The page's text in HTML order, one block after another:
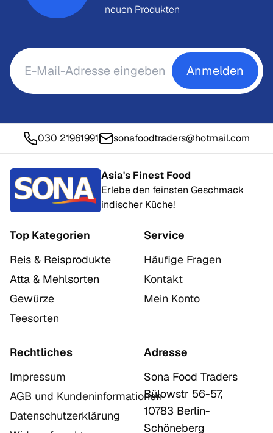
neuen Produkten
Anmelden
030 21961991 sonafoodtraders@hotmail.com
Asia's Finest Food
Erlebe den feinsten Geschmack
indischer Küche!
Top Kategorien
Reis & Reisprodukte
Atta & Mehlsorten
Gewürze
Teesorten
Service
Häufige Fragen
Kontakt
Mein Konto
Rechtliches
Impressum
AGB und Kundeninformationen
Datenschutzerklärung
Adresse
Sona Food Traders
Bülowstr 56-57,
10783 Berlin-
Schöneberg